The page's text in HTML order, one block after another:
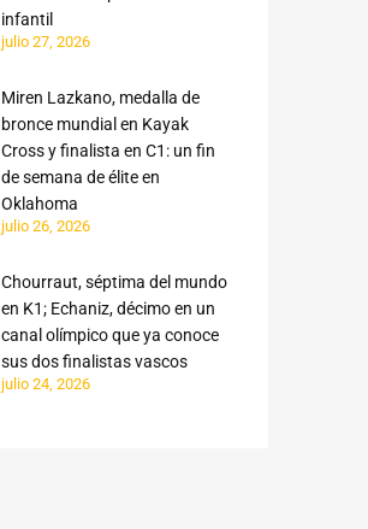
infantil
julio 27, 2026
Miren Lazkano, medalla de
bronce mundial en Kayak
Cross y finalista en C1: un fin
de semana de élite en
Oklahoma
julio 26, 2026
Chourraut, séptima del mundo
en K1; Echaniz, décimo en un
canal olímpico que ya conoce
sus dos finalistas vascos
julio 24, 2026